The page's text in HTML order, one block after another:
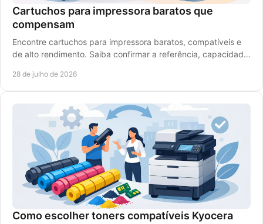
Cartuchos para impressora baratos que
compensam
Encontre cartuchos para impressora baratos, compatíveis e
de alto rendimento. Saiba confirmar a referência, capacidade
28 de julho de 2026
Como escolher toners compatíveis Kyocera